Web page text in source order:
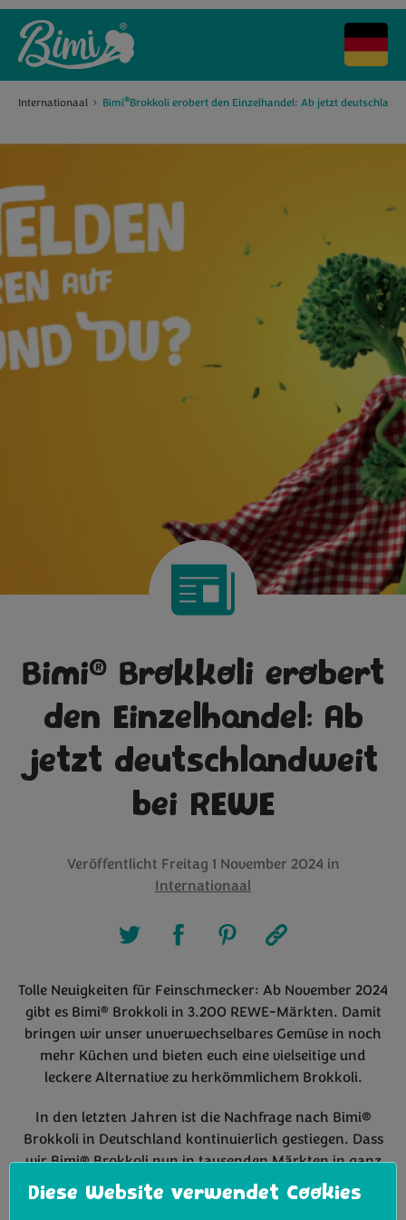
Internationaal Bimi®Brokkoli erobert den Einzelhandel: Ab jetzt
Bimi® Brokkoli erobert
den Einzelhandel: Ab
jetzt deutschlandweit
bei REWE
Veröffentlicht Freitag 1 November 2024 in
Internationaal
Tolle Neuigkeiten für Feinschmecker: Ab November 2024
gibt es Bimi® Brokkoli in 3.200 REWE-Märkten. Damit
bringen wir unser unverwechselbares Gemüse in noch
mehr Küchen und bieten euch eine vielseitige und
leckere Alternative zu herkömmlichem Brokkoli.
In den letzten Jahren ist die Nachfrage nach Bimi®
Brokkoli in Deutschland kontinuierlich gestiegen. Dass
wir Bimi® Brokkoli nun in tausenden Märkten in ganz
Deutschland anbieten können, ist ein großer Schritt für
unser besonderes Gemüse.
Diese Website verwendet Cookies